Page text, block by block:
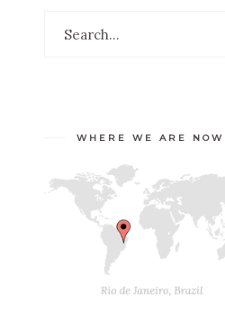
WHERE WE ARE NOW